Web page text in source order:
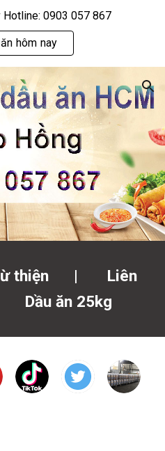
Hotline: 0903 057 867
hôm nay
từ thiện | Liên
Dầu ăn 25kg